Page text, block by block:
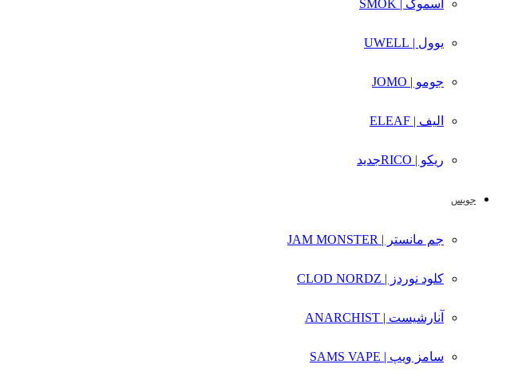
اسموک | SMOK
یوول | UWELL
جومو | JOMO
الیف | ELEAF
ریکو | RICO جدید
جویس
جم مانستر | JAM MONSTER
کلود نوردز | CLOD NORDZ
آنارشیست | ANARCHIST
سامز ویپ | SAMS VAPE